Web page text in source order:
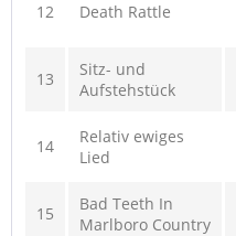
12 Death Rattle
13
Sitz- und
Aufstehstück
14
Relativ ewiges
Lied
15
Bad Teeth In
Marlboro Country